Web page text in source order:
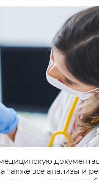
также все анализы и